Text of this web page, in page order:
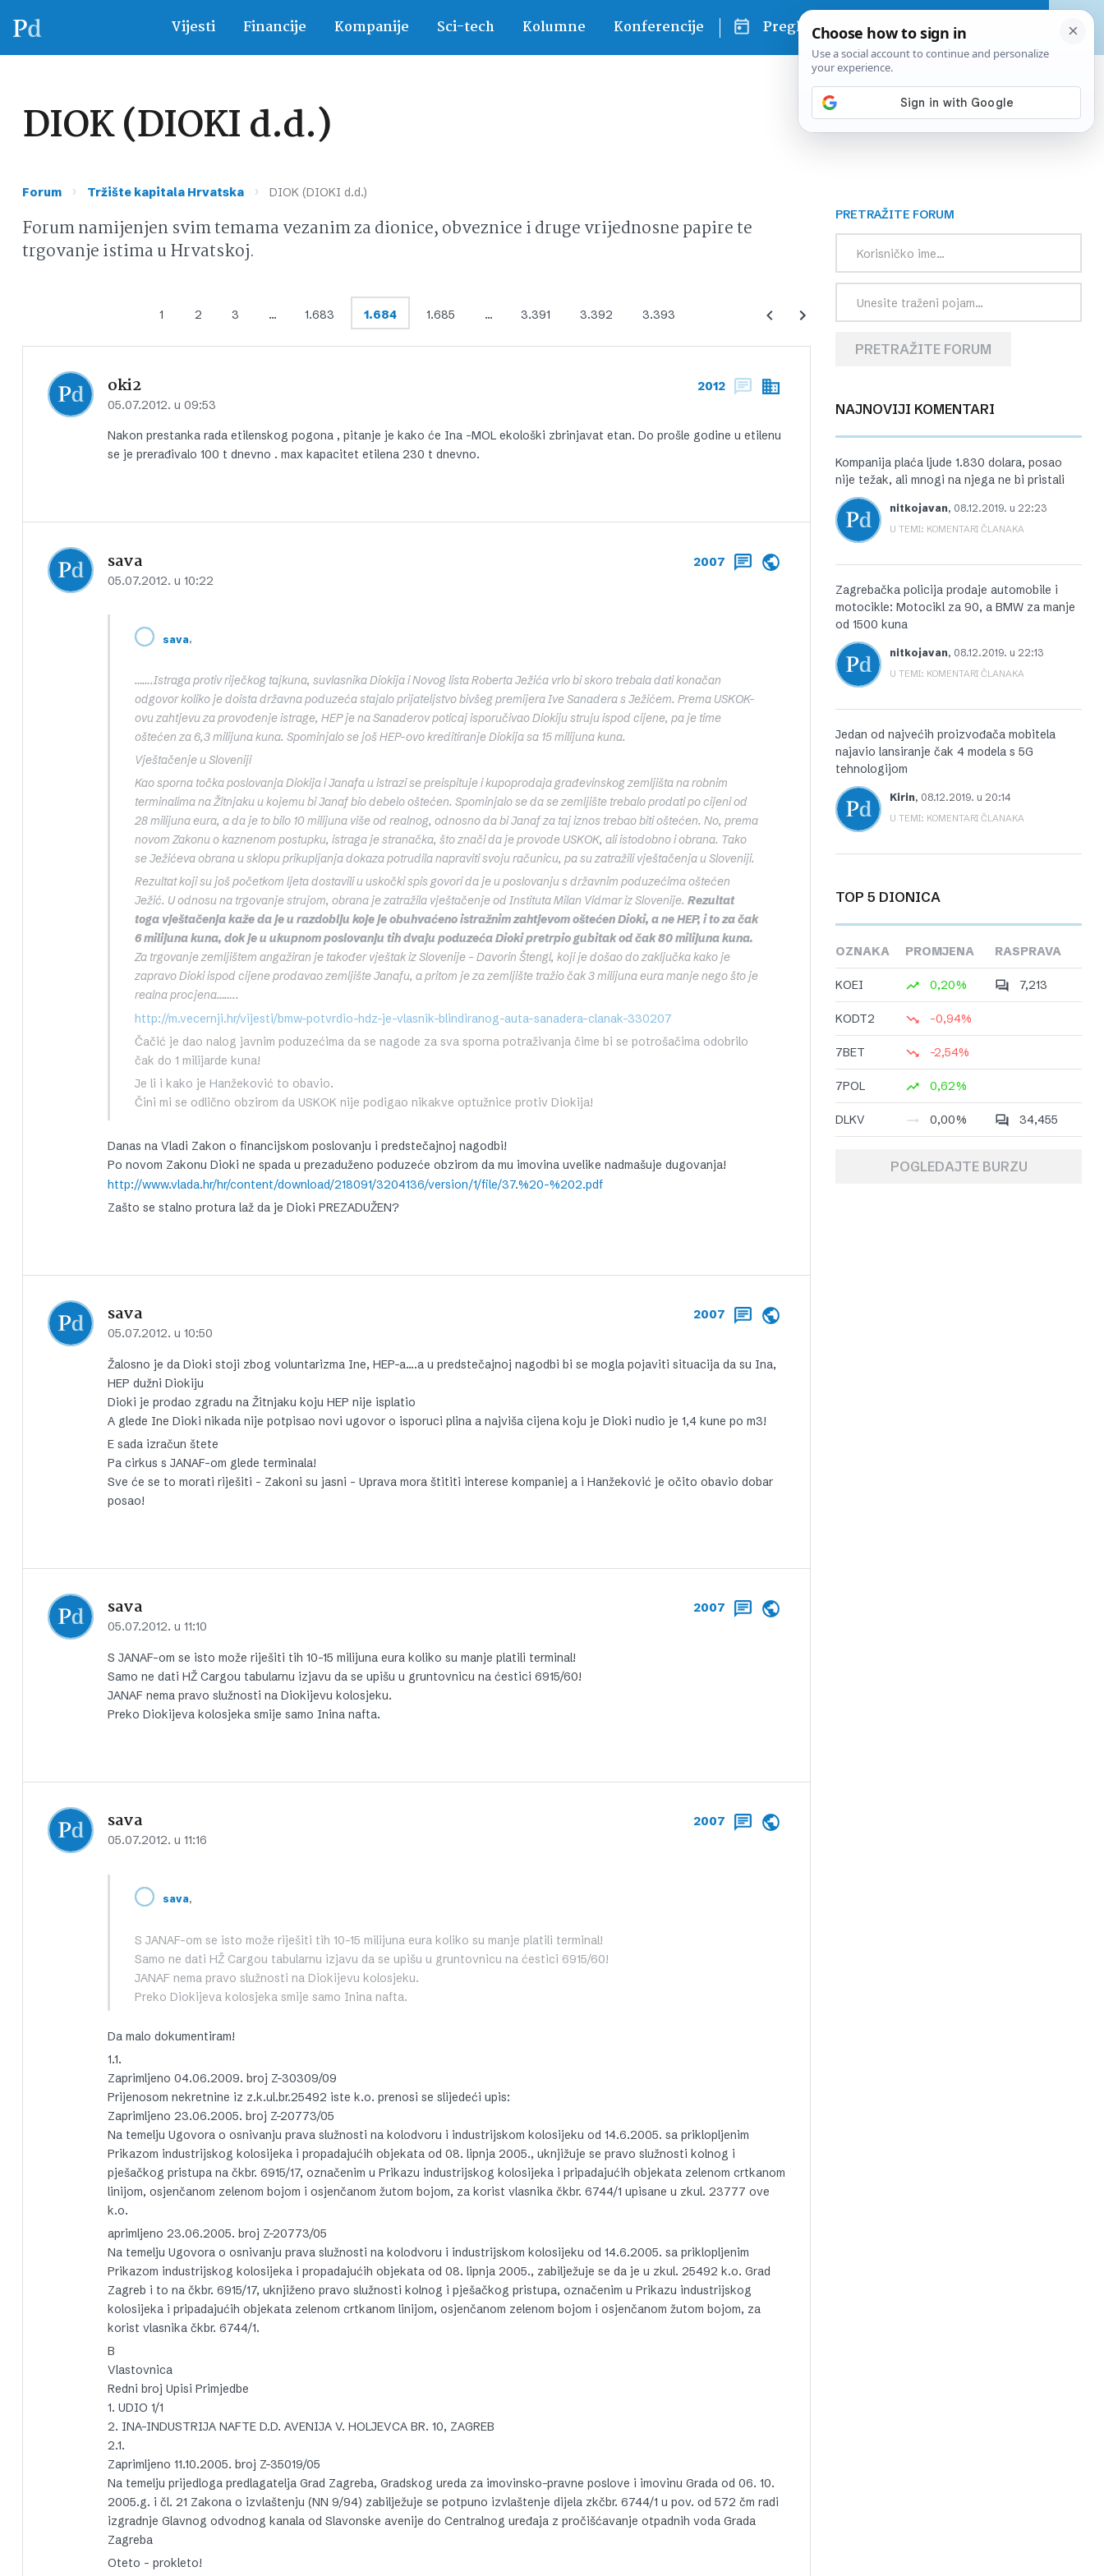
Vijesti Financije Kompanije Sci-tech Kolumne Konferencije Pregled dana
DIOK (DIOKI d.d.)
Forum › Tržište kapitala Hrvatska › DIOK (DIOKI d.d.)
Forum namijenjen svim temama vezanim za dionice, obveznice i druge vrijednosne papire te
trgovanje istima u Hrvatskoj.
1 2 3 … 1.683 1.684 1.685 … 3.391 3.392 3.393
oki2
05.07.2012. u 09:53
2012
Nakon prestanka rada etilenskog pogona , pitanje je kako će Ina -MOL ekološki zbrinjavat etan. Do prošle godine u etilenu
se je prerađivalo 100 t dnevno . max kapacitet etilena 230 t dnevno.
sava
05.07.2012. u 10:22
2007
sava,
…….Istraga protiv riječkog tajkuna, suvlasnika Diokija i Novog lista Roberta Ježića vrlo bi skoro trebala dati konačan
odgovor koliko je doista državna poduzeća stajalo prijateljstvo bivšeg premijera Ive Sanadera s Ježićem. Prema USKOK-
ovu zahtjevu za provođenje istrage, HEP je na Sanaderov poticaj isporučivao Diokiju struju ispod cijene, pa je time
oštećen za 6,3 milijuna kuna. Spominjalo se još HEP-ovo kreditiranje Diokija sa 15 milijuna kuna.
Vještačenje u Sloveniji
Kao sporna točka poslovanja Diokija i Janafa u istrazi se preispituje i kupoprodaja građevinskog zemljišta na robnim
terminalima na Žitnjaku u kojemu bi Janaf bio debelo oštećen. Spominjalo se da se zemljište trebalo prodati po cijeni od
28 milijuna eura, a da je to bilo 10 milijuna više od realnog, odnosno da bi Janaf za taj iznos trebao biti oštećen. No, prema
novom Zakonu o kaznenom postupku, istraga je stranačka, što znači da je provode USKOK, ali istodobno i obrana. Tako
se Ježićeva obrana u sklopu prikupljanja dokaza potrudila napraviti svoju računicu, pa su zatražili vještačenja u Sloveniji.
Rezultat koji su još početkom ljeta dostavili u uskočki spis govori da je u poslovanju s državnim poduzećima oštećen
Ježić. U odnosu na trgovanje strujom, obrana je zatražila vještačenje od Instituta Milan Vidmar iz Slovenije. Rezultat
toga vještačenja kaže da je u razdoblju koje je obuhvaćeno istražnim zahtjevom oštećen Dioki, a ne HEP, i to za čak
6 milijuna kuna, dok je u ukupnom poslovanju tih dvaju poduzeća Dioki pretrpio gubitak od čak 80 milijuna kuna.
Za trgovanje zemljištem angažiran je također vještak iz Slovenije – Davorin Štengl, koji je došao do zaključka kako je
zapravo Dioki ispod cijene prodavao zemljište Janafu, a pritom je za zemljište tražio čak 3 milijuna eura manje nego što je
realna procjena……..
http://m.vecernji.hr/vijesti/bmw-potvrdio-hdz-je-vlasnik-blindiranog-auta-sanadera-clanak-330207
Čačić je dao nalog javnim poduzećima da se nagode za sva sporna potraživanja čime bi se potrošačima odobrilo
čak do 1 milijarde kuna!
Je li i kako je Hanžeković to obavio.
Čini mi se odlično obzirom da USKOK nije podigao nikakve optužnice protiv Diokija!
Danas na Vladi Zakon o financijskom poslovanju i predstečajnoj nagodbi!
Po novom Zakonu Dioki ne spada u prezaduženo poduzeće obzirom da mu imovina uvelike nadmašuje dugovanja!
http://www.vlada.hr/hr/content/download/218091/3204136/version/1/file/37.%20-%202.pdf
Zašto se stalno protura laž da je Dioki PREZADUŽEN?
sava
05.07.2012. u 10:50
2007
Žalosno je da Dioki stoji zbog voluntarizma Ine, HEP-a….a u predstečajnoj nagodbi bi se mogla pojaviti situacija da su Ina,
HEP dužni Diokiju
Dioki je prodao zgradu na Žitnjaku koju HEP nije isplatio
A glede Ine Dioki nikada nije potpisao novi ugovor o isporuci plina a najviša cijena koju je Dioki nudio je 1,4 kune po m3!
E sada izračun štete
Pa cirkus s JANAF-om glede terminala!
Sve će se to morati riješiti – Zakoni su jasni – Uprava mora štititi interese kompaniej a i Hanžeković je očito obavio dobar
posao!
sava
05.07.2012. u 11:10
2007
S JANAF-om se isto može riješiti tih 10-15 milijuna eura koliko su manje platili terminal!
Samo ne dati HŽ Cargou tabularnu izjavu da se upišu u gruntovnicu na ćestici 6915/60!
JANAF nema pravo služnosti na Diokijevu kolosjeku.
Preko Diokijeva kolosjeka smije samo Inina nafta.
sava
05.07.2012. u 11:16
2007
sava,
S JANAF-om se isto može riješiti tih 10-15 milijuna eura koliko su manje platili terminal!
Samo ne dati HŽ Cargou tabularnu izjavu da se upišu u gruntovnicu na ćestici 6915/60!
JANAF nema pravo služnosti na Diokijevu kolosjeku.
Preko Diokijeva kolosjeka smije samo Inina nafta.
Da malo dokumentiram!
1.1.
Zaprimljeno 04.06.2009. broj Z-30309/09
Prijenosom nekretnine iz z.k.ul.br.25492 iste k.o. prenosi se slijedeći upis:
Zaprimljeno 23.06.2005. broj Z-20773/05
Na temelju Ugovora o osnivanju prava služnosti na kolodvoru i industrijskom kolosijeku od 14.6.2005. sa priklopljenim
Prikazom industrijskog kolosijeka i propadajućih objekata od 08. lipnja 2005., uknjižuje se pravo služnosti kolnog i
pješačkog pristupa na čkbr. 6915/17, označenim u Prikazu industrijskog kolosijeka i pripadajućih objekata zelenom crtkanom
linijom, osjenčanom zelenom bojom i osjenčanom žutom bojom, za korist vlasnika čkbr. 6744/1 upisane u zkul. 23777 ove
k.o.
aprimljeno 23.06.2005. broj Z-20773/05
Na temelju Ugovora o osnivanju prava služnosti na kolodvoru i industrijskom kolosijeku od 14.6.2005. sa priklopljenim
Prikazom industrijskog kolosijeka i propadajućih objekata od 08. lipnja 2005., zabilježuje se da je u zkul. 25492 k.o. Grad
Zagreb i to na čkbr. 6915/17, uknjiženo pravo služnosti kolnog i pješačkog pristupa, označenim u Prikazu industrijskog
kolosijeka i pripadajućih objekata zelenom crtkanom linijom, osjenčanom zelenom bojom i osjenčanom žutom bojom, za
korist vlasnika čkbr. 6744/1.
B
Vlastovnica
Redni broj Upisi Primjedbe
1. UDIO 1/1
2. INA-INDUSTRIJA NAFTE D.D. AVENIJA V. HOLJEVCA BR. 10, ZAGREB
2.1.
Zaprimljeno 11.10.2005. broj Z-35019/05
Na temelju prijedloga predlagatelja Grad Zagreba, Gradskog ureda za imovinsko-pravne poslove i imovinu Grada od 06. 10.
2005.g. i čl. 21 Zakona o izvlaštenju (NN 9/94) zabilježuje se potpuno izvlaštenje dijela zkčbr. 6744/1 u pov. od 572 čm radi
izgradnje Glavnog odvodnog kanala od Slavonske avenije do Centralnog uređaja z pročišćavanje otpadnih voda Grada
Zagreba
Oteto – prokleto!
PRETRAŽITE FORUM
PRETRAŽITE FORUM
NAJNOVIJI KOMENTARI
Kompanija plaća ljude 1.830 dolara, posao
nije težak, ali mnogi na njega ne bi pristali
nitkojavan, 08.12.2019. u 22:23
U TEMI: KOMENTARI ČLANAKA
Zagrebačka policija prodaje automobile i
motocikle: Motocikl za 90, a BMW za manje
od 1500 kuna
nitkojavan, 08.12.2019. u 22:13
U TEMI: KOMENTARI ČLANAKA
Jedan od najvećih proizvođača mobitela
najavio lansiranje čak 4 modela s 5G
tehnologijom
Kirin, 08.12.2019. u 20:14
U TEMI: KOMENTARI ČLANAKA
TOP 5 DIONICA
OZNAKA PROMJENA RASPRAVA
KOEI 0,20% 7,213
KODT2 -0,94%
7BET -2,54%
7POL 0,62%
DLKV 0,00% 34,455
POGLEDAJTE BURZU